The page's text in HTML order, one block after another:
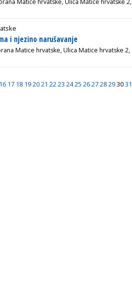
Matice hrvatske, Ulica Matice hrvatske 2,
i njezino narušavanje
Matice hrvatske, Ulica Matice hrvatske 2,
16 17 18 192021 2223 2425 262728293031